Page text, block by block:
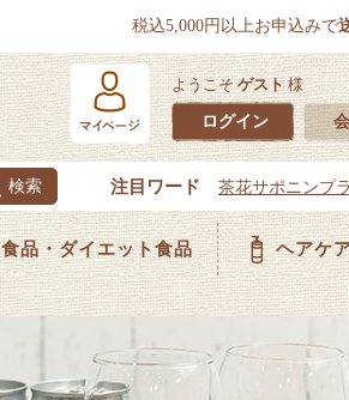
税込5,000円以上お申込みで
ようこそゲスト 様
ログイン
食品・ダイエット食品 ヘアケ